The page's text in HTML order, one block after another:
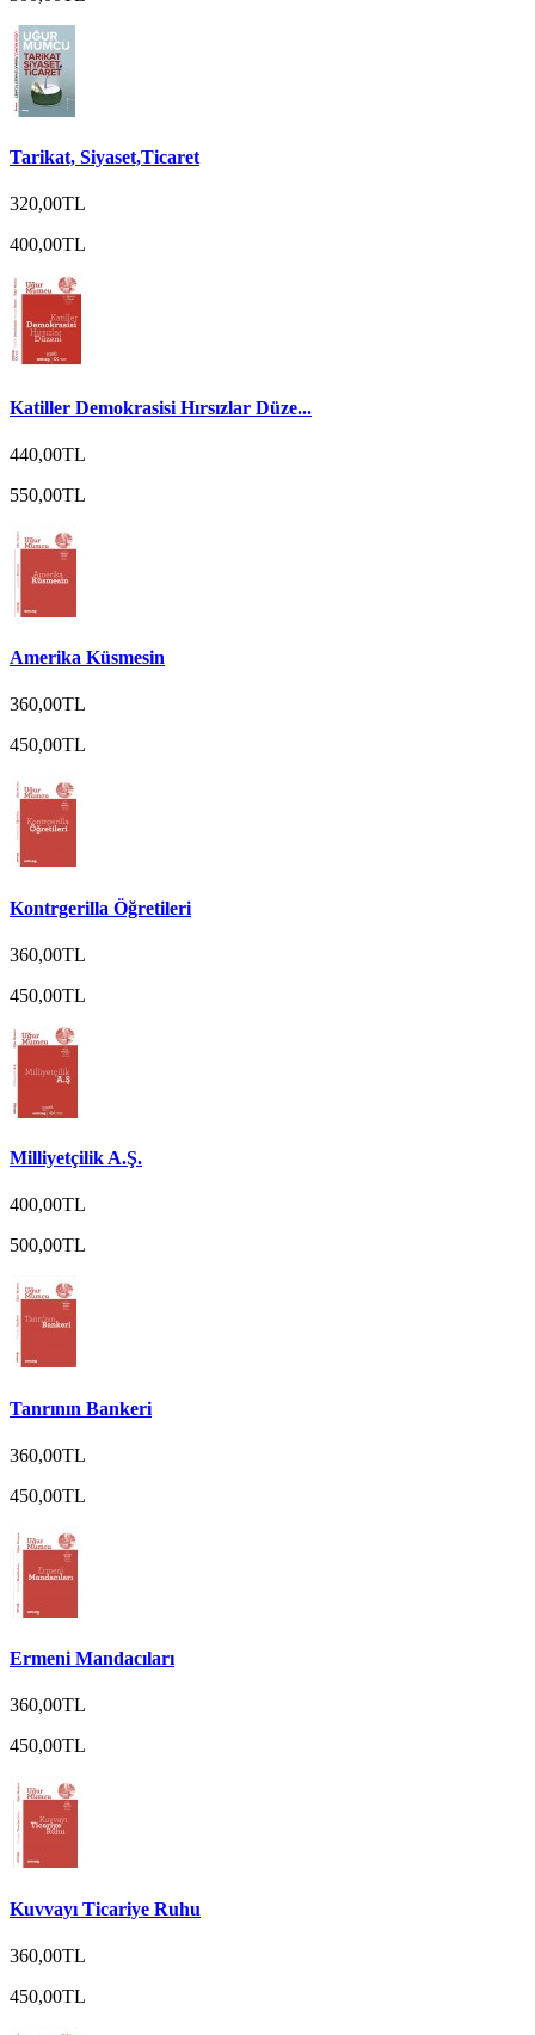
Tarikat, Siyaset,Ticaret
320,00TL
400,00TL
Katiller Demokrasisi Hırsızlar Düze...
440,00TL
550,00TL
Amerika Küsmesin
360,00TL
450,00TL
Kontrgerilla Öğretileri
360,00TL
450,00TL
Milliyetçilik A.Ş.
400,00TL
500,00TL
Tanrının Bankeri
360,00TL
450,00TL
Ermeni Mandacıları
360,00TL
450,00TL
Kuvvayı Ticariye Ruhu
360,00TL
450,00TL